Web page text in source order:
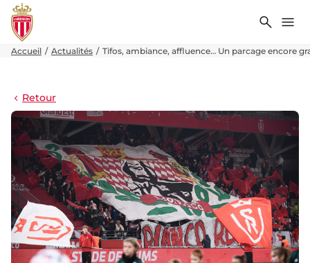
Accueil Actualités Tifos, ambiance, affluence… Un parcage encore
Retour